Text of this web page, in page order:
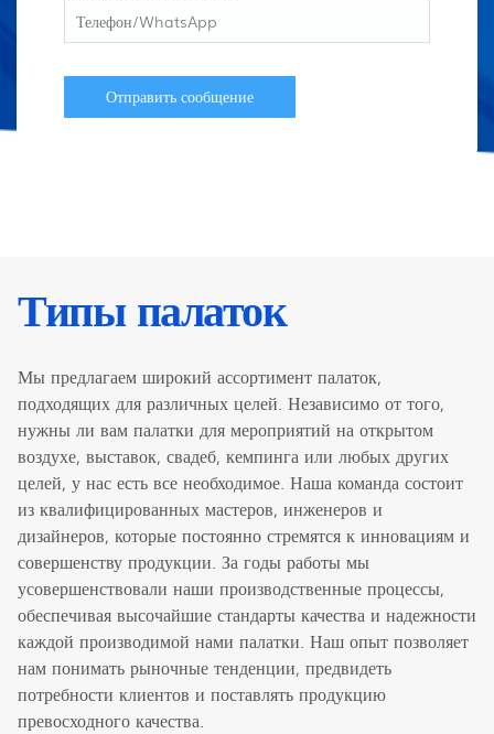
Отправить сообщение
Типы палаток
Мы предлагаем широкий ассортимент палаток,
подходящих для различных целей. Независимо от того,
нужны ли вам палатки для мероприятий на открытом
воздухе, выставок, свадеб, кемпинга или любых других
целей, у нас есть все необходимое. Наша команда состоит
из квалифицированных мастеров, инженеров и
дизайнеров, которые постоянно стремятся к инновациям и
совершенству продукции. За годы работы мы
усовершенствовали наши производственные процессы,
обеспечивая высочайшие стандарты качества и надежности
каждой производимой нами палатки. Наш опыт позволяет
нам понимать рыночные тенденции, предвидеть
потребности клиентов и поставлять продукцию
превосходного качества.